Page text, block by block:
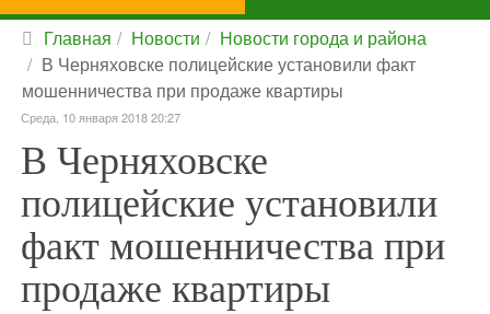
Главная Новости
Новости города и района
В Черняховске полицейские установили факт
мошенничества при продаже квартиры
Среда, 10 января 2018 20:27
В Черняховске
полицейские установили
факт мошенничества при
продаже квартиры